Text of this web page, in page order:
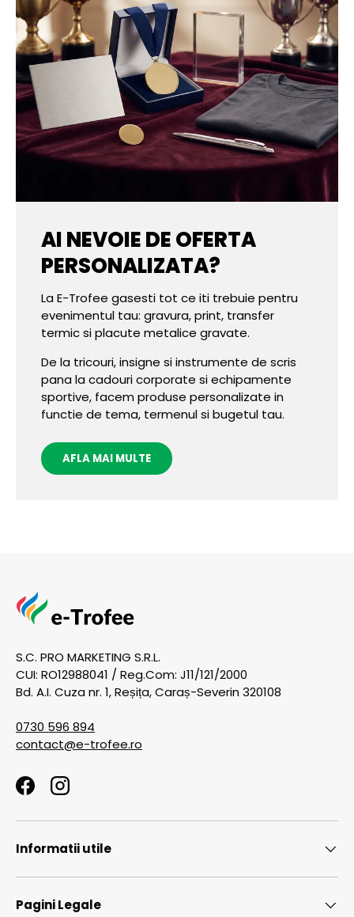
AI NEVOIE DE OFERTA
PERSONALIZATA?
La E-Trofee gasesti tot ce iti trebuie pentru
evenimentul tau: gravura, print, transfer
termic si placute metalice gravate.
De la tricouri, insigne si instrumente de scris
pana la cadouri corporate si echipamente
sportive, facem produse personalizate in
functie de tema, termenul si bugetul tau.
AFLA MAI MULTE
S.C. PRO MARKETING S.R.L.
CUI: RO12988041 / Reg.Com: J11/121/2000
Bd. A.I. Cuza nr. 1, Reșița, Caraș-Severin 320108
0730 596 894
contact@e-trofee.ro
FacebookInstagram
Informatii utile
Pagini Legale